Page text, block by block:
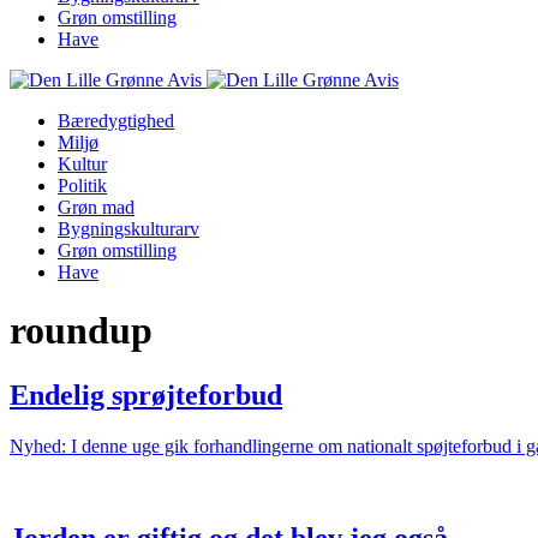
Grøn omstilling
Have
Bæredygtighed
Miljø
Kultur
Politik
Grøn mad
Bygningskulturarv
Grøn omstilling
Have
roundup
Endelig sprøjteforbud
Nyhed: I denne uge gik forhandlingerne om nationalt spøjteforbud i